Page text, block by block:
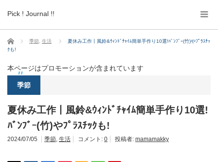
Pick ! Journal !!
ホーム 季節 生活
夏休み工作丨風鈴&ｳｨﾝﾄﾞﾁｬｲﾑ簡単手作り10選!ﾊﾞﾝﾌﾞｰ(竹)やﾌﾟﾗｽﾁｯ
ｸも!
本ページはプロモーションが含まれています
季節
夏休み工作丨風鈴&ｳｨﾝﾄﾞﾁｬｲﾑ簡単手作り10選!
ﾊﾞﾝﾌﾞｰ(竹)やﾌﾟﾗｽﾁｯｸも!
2024/07/05 季節, 生活 コメント: 0 投稿者: mamamakky